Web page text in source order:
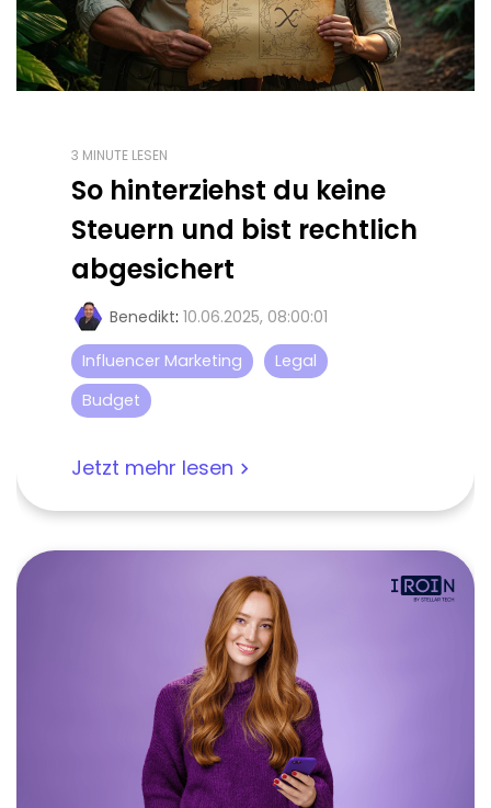
3 MINUTE LESEN
So hinterziehst du keine
Steuern und bist rechtlich
abgesichert
Benedikt: 10.06.2025, 08:00:01
Influencer Marketing
Legal
Budget
Jetzt mehr lesen